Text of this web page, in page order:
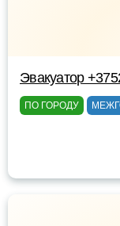
Эвакуатор
ПО ГОРОДУ